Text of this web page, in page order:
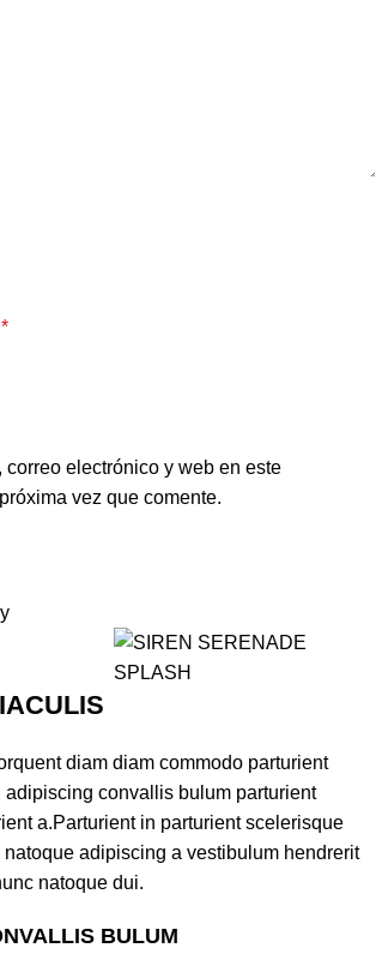
*
correo electrónico y web en este
vez que comente.
diam diam commodo parturient
adipiscing convallis bulum parturient
a.Parturient in parturient scelerisque
adipiscing a vestibulum hendrerit
natoque dui.
BULUM